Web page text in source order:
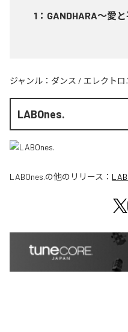
1 ： GANDHARA〜愛
ジャンル： ダンス / エレクトロ
LABOnes.
LABOnes.の他のリリース：